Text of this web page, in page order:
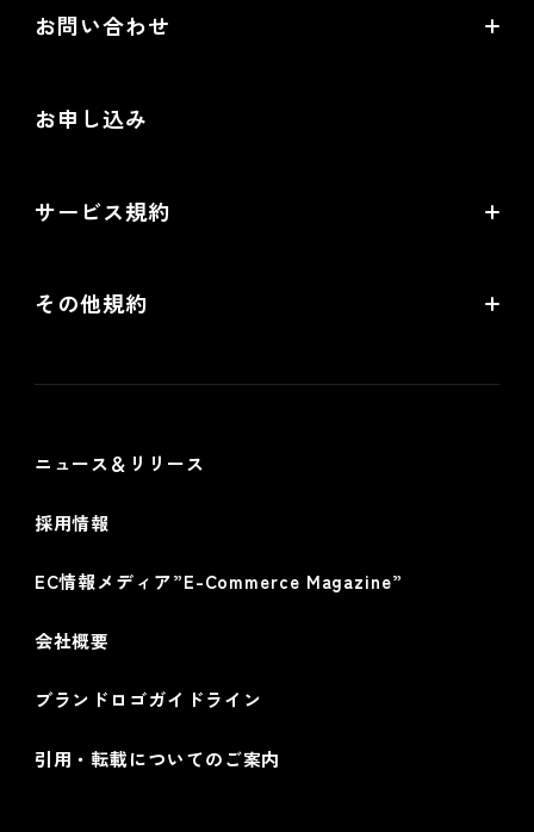
EC制作パートナー一覧
お問い合わせ
導入検討Webミーティング
お申し込み
サービス規約
futureshop omni-channelサービス規約
その他規約
ニュース＆リリース
採用情報
EC情報メディア”E-Commerce Magazine”
会社概要
ブランドロゴガイドライン
引用・転載についてのご案内